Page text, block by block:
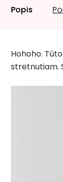
Popis
Hohoho.
stretnutiam.